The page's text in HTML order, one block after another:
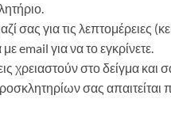
σας για τις λεπτομέρειες
email για να το εγκρίνετε.
χρειαστούν στο δείγμα
σας απαιτείται